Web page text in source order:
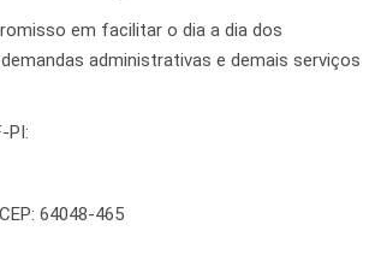
em facilitar o dia a dia dos
administrativas e demais serviços
PI:
64048-465